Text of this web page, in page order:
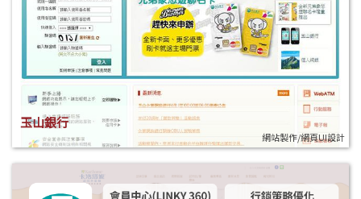
玉山銀行
網站製作/網頁UI設計